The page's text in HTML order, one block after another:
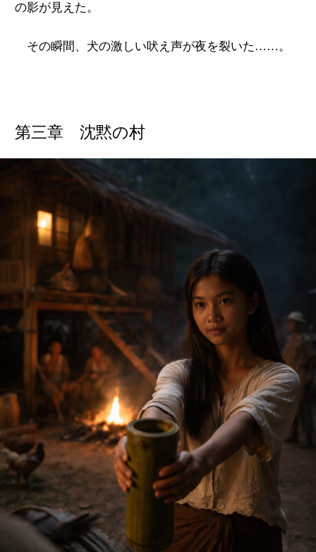
の影が見えた。
その瞬間、犬の激しい吠え声が夜を裂いた……。
第三章 沈黙の村